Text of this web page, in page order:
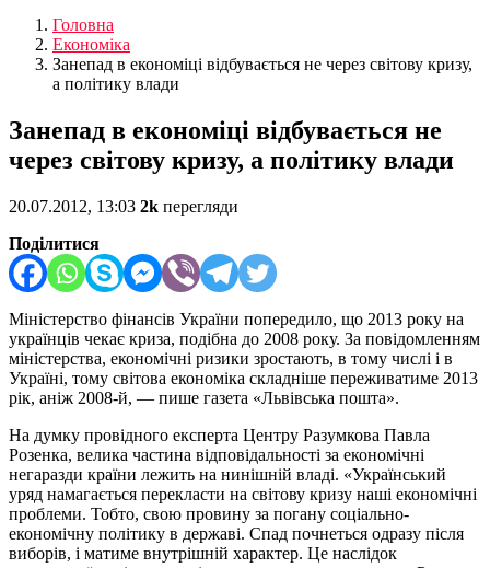
Головна
Економіка
Занепад в економіці відбувається не через світову кризу,
а політику влади
Занепад в економіці відбувається не
через світову кризу, а політику влади
20.07.2012, 13:03 2k перегляди
Поділитися
Міністерство фінансів України попередило, що 2013 року на
українців чекає криза, подібна до 2008 року. За повідомленням
міністерства, економічні ризики зростають, в тому числі і в
Україні, тому світова економіка складніше переживатиме 2013
рік, аніж 2008-й, — пише газета «Львівська пошта».
На думку провідного експерта Центру Разумкова Павла
Розенка, велика частина відповідальності за економічні
негаразди країни лежить на нинішній владі. «Український
уряд намагається перекласти на світову кризу наші економічні
проблеми. Тобто, свою провину за погану соціально-
економічну політику в державі. Спад почнеться одразу після
виборів, і матиме внутрішній характер. Це наслідок